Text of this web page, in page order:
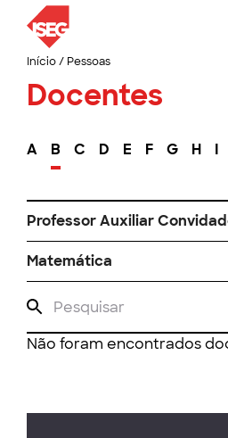
Início/ Pessoas
Docentes
A B C D E F G H I
Professor Auxiliar
Matemática
Não foram encontrados